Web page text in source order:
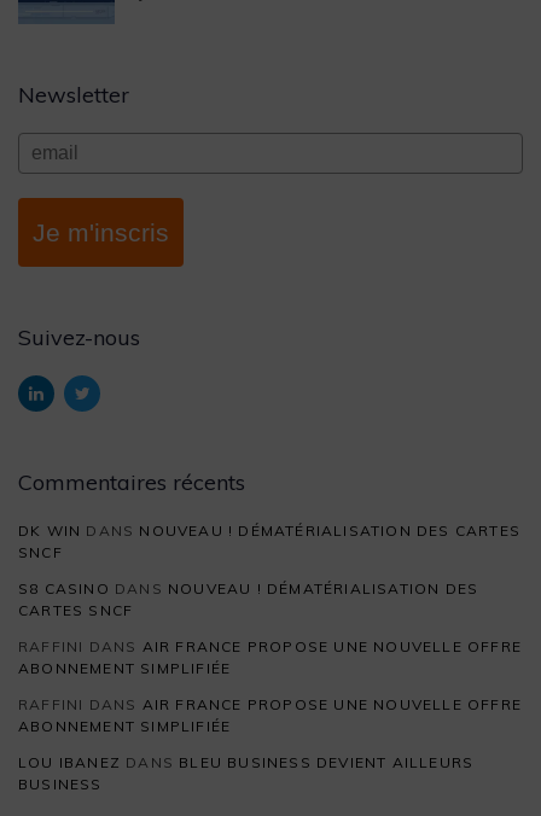
Newsletter
Je m'inscris
Suivez-nous
Commentaires récents
DK WIN DANS NOUVEAU ! DÉMATÉRIALISATION DES CARTES
SNCF
S8 CASINO DANS NOUVEAU ! DÉMATÉRIALISATION DES
CARTES SNCF
RAFFINI DANS AIR FRANCE PROPOSE UNE NOUVELLE OFFRE
ABONNEMENT SIMPLIFIÉE
RAFFINI DANS AIR FRANCE PROPOSE UNE NOUVELLE OFFRE
ABONNEMENT SIMPLIFIÉE
LOU IBANEZ DANS BLEU BUSINESS DEVIENT AILLEURS
BUSINESS